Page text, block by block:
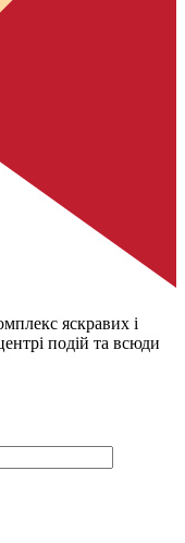
яскравих і
подій та всюди